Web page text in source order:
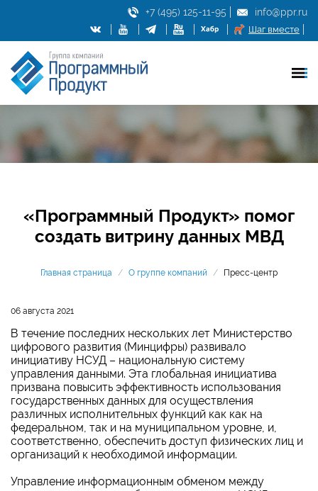
+7 (495) 125-11-95 info@ppr.ru
Шаг вместе
«Программный Продукт» помог
создать витрину данных МВД
Главная страница / О группе компаний / Пресс-центр
06 августа 2021
В течение последних нескольких лет Министерство
цифрового развития (Минцифры) развивало
инициативу НСУД – национальную систему
управления данными. Эта глобальная инициатива
призвана повысить эффективность использования
государственных данных для осуществления
различных исполнительных функций как как на
федеральном, так и на муниципальном уровне, и,
соответственно, обеспечить доступ физических лиц и
организаций к необходимой информации.
Управление информационным обменом между